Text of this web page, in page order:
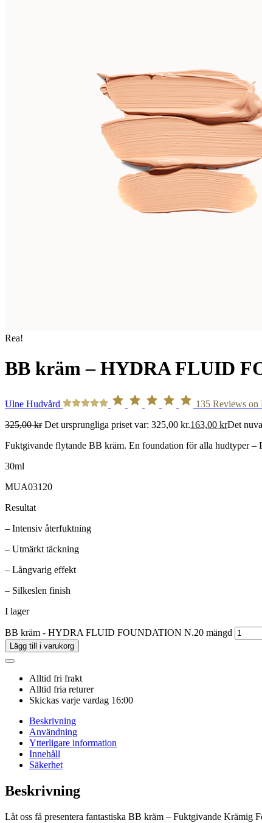
Rea!
BB kräm – HYDRA FLUID
Ulne Hudvård 135 Reviews on
325,00kr Det ursprungliga priset var: 325,00 kr.163,00 krDet
Fuktgivande flytande BB kräm. En foundation för alla hudtyper
30ml
MUA03120
Resultat
– Intensiv återfuktning
– Utmärkt täckning
– Långvarig effekt
– Silkeslen finish
I lager
BB kräm - HYDRA FLUID FOUNDATION N.20 mängd
Lägg till i varukorg
Alltid fri frakt
Alltid fria returer
Skickas varje vardag 16:00
Beskrivning
Användning
Ytterligare information
Innehåll
Säkerhet
Beskrivning
Låt oss få presentera fantastiska BB kräm – Fuktgivande Krämig